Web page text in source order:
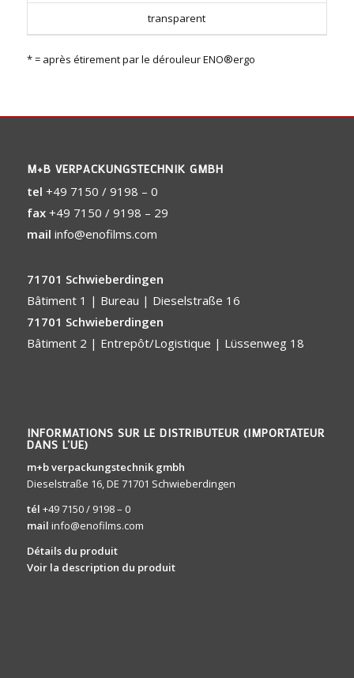
transparent
* = après étirement par le dérouleur ENO®ergo
M+B VERPACKUNGSTECHNIK GMBH
tel +49 7150 / 9198 – 0
fax +49 7150 / 9198 – 29
mail info@enofilms.com
71701 Schwieberdingen
Bâtiment 1 | Bureau | Dieselstraße 16
71701 Schwieberdingen
Bâtiment 2 | Entrepôt/Logistique | Lüssenweg 18
INFORMATIONS SUR LE DISTRIBUTEUR (IMPORTATEUR
DANS L’UE)
m+b verpackungstechnik gmbh
Dieselstraße 16, DE 71701 Schwieberdingen
tél +49 7150 / 9198 – 0
mail info@enofilms.com
Détails du produit
Voir la description du produit